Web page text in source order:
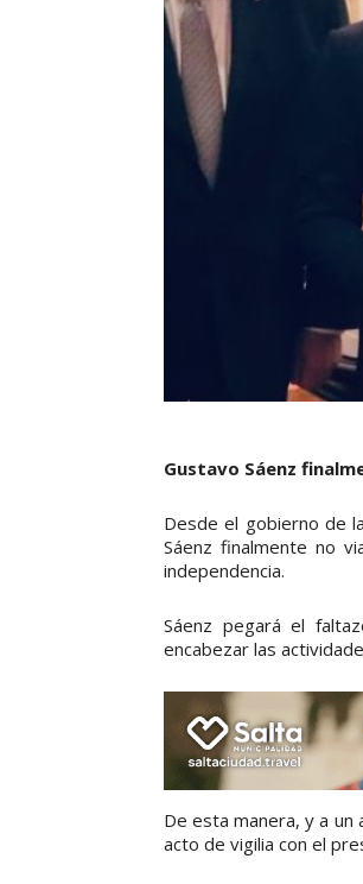
Gustavo Sáenz
Desde el gobierno de
Sáenz finalmente no
independencia.
Sáenz pegará el
encabezar las
De esta manera, y a
acto de vigilia con el